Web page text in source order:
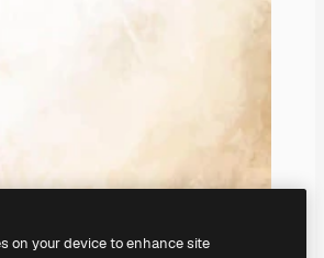
on your device to enhance site